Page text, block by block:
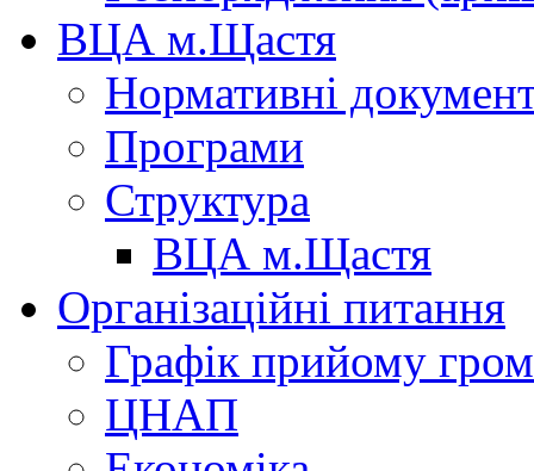
ВЦА м.Щастя
Нормативні
Програми
Структура
ВЦА м.Щастя
Організаційні питання
Графік прийому
ЦНАП